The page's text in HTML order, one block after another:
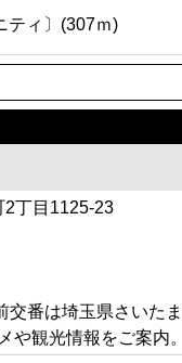
ティ〕(307ｍ)
2丁目1125-23
交番は埼玉県さいた
や観光情報をご案内